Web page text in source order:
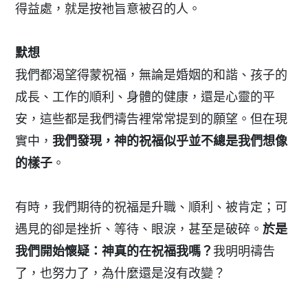
得益處，就是按祂旨意被召的人。
默想
我們都渴望得蒙祝福，無論是婚姻的和諧、孩子的
成長、工作的順利、身體的健康，還是心靈的平
安，這些都是我們禱告裡常常提到的願望。但在現
實中，我們發現，神的祝福似乎並不總是我們想像
的樣子 。
有時，我們期待的祝福是升職、順利、被肯定；可
遇見的卻是挫折、等待、眼淚，甚至是破碎。於是
我們開始懷疑：神真的在祝福我嗎？ 我明明禱告
了，也努力了，為什麼還是沒有改變？